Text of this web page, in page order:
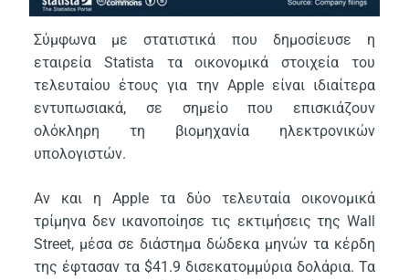
Σύμφωνα με στατιστικά που δημοσίευσε η
εταιρεία Statista τα οικονομικά στοιχεία του
τελευταίου έτους για την Apple είναι ιδιαίτερα
εντυπωσιακά, σε σημείο που επισκιάζουν
ολόκληρη τη βιομηχανία ηλεκτρονικών
υπολογιστών.
Αν και η Apple τα δύο τελευταία οικονομικά
τρίμηνα δεν ικανοποίησε τις εκτιμήσεις της Wall
Street, μέσα σε διάστημα δώδεκα μηνών τα κέρδη
της έφτασαν τα $41.9 δισεκατομμύρια δολάρια. Τα